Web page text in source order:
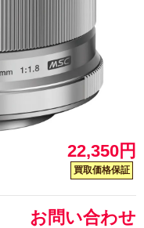
22,350円
買取価格保証
お問い合わせ